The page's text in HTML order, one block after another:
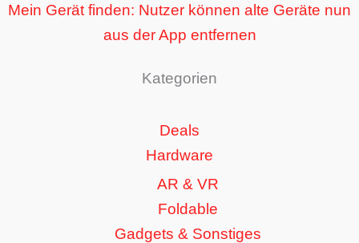
Mein Gerät finden: Nutzer können alte Geräte nun
aus der App entfernen
Kategorien
Deals
Hardware
AR & VR
Foldable
Gadgets & Sonstiges